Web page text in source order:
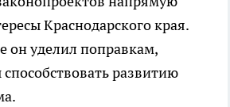
Краснодарского края.
он уделил поправкам,
развитию